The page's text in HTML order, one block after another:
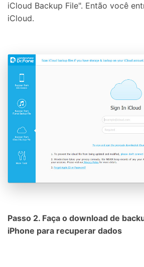
iCloud Backup File". Então você
iCloud.
Passo 2. Faça o download de
iPhone para recuperar dados